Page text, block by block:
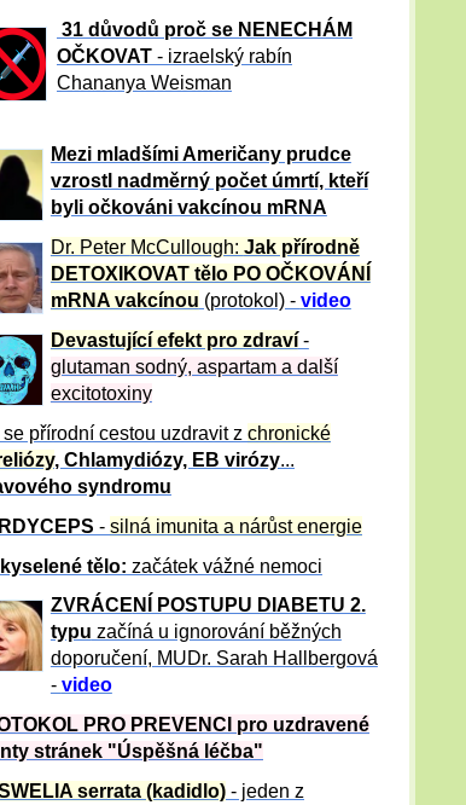
31 důvod ů proč se NENECHÁM
OČKOVAT - izraelský rabín
Chananya Weisman
Mezi mladšími Američany prudce
vzrostl nadměrný počet úmrtí, kteří
byli očkováni vakcínou mRNA
Dr. Peter McCullough: Jak přírodně
DETOXIKOVAT tělo PO OČKOVÁNÍ
mRNA vakcínou (protokol) - video
Devastující efekt pro zdraví-
glutaman sodný, aspartam a další
excitotoxiny
přírodní cestou uzdravit z chronické
, Chlamydiózy, EB virózy...
syndromu
- silná imunita a nárůst energie
tělo: začátek vážné nemoci
ZVRÁCE NÍ POSTUPU DIABETU 2.
typu začíná u ignorování běžných
doporučení, MUDr. Sarah Hallbergová
- video
PRO PREVENCI pro uzdravené
stránek "Úspěšná léčba"
serrata (kadidlo) - jeden z